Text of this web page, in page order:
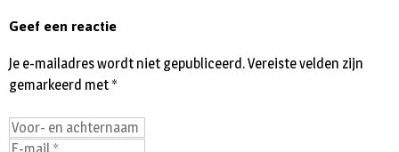
Geef een reactie
Je e-mailadres wordt niet gepubliceerd.Vereiste velden zijn
gemarkeerd met *